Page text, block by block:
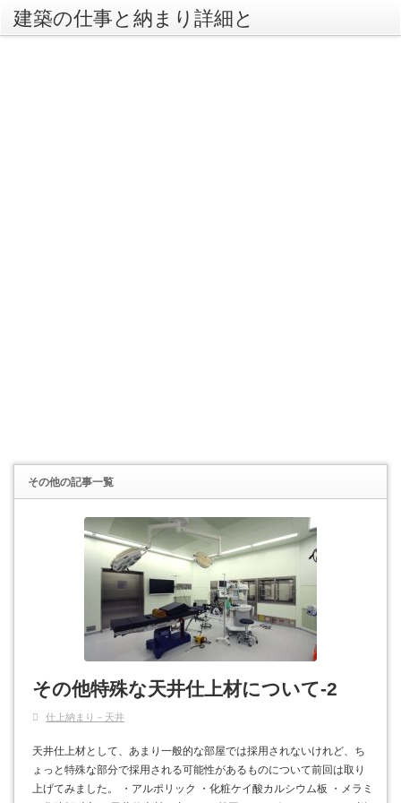
建築の仕事と納まり詳細と
その他の記事一覧
その他特殊な天井仕上材について-2
仕上納まり－天井
天井仕上材として、あまり一般的な部屋では採用されないけれど、ち
ょっと特殊な部分で採用される可能性があるものについて前回は取り
上げてみました。 ・アルポリック ・化粧ケイ酸カルシウム板 ・メラミ